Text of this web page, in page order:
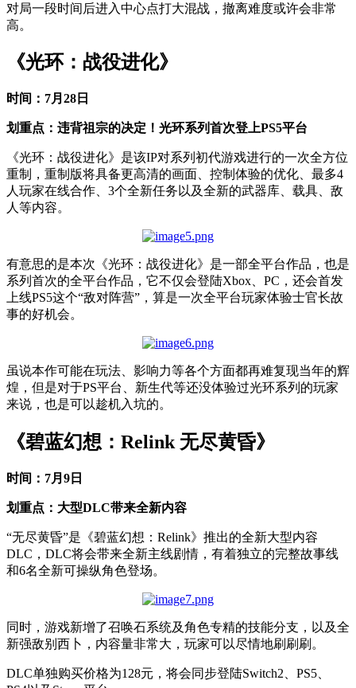
对局一段时间后进入中心点打大混战，撤离难度或许会非常
高。
《光环：战役进化》
时间：7月28日
划重点：违背祖宗的决定！光环系列首次登上PS5平台
《光环：战役进化》是该IP对系列初代游戏进行的一次全方位
重制，重制版将具备更高清的画面、控制体验的优化、最多4
人玩家在线合作、3个全新任务以及全新的武器库、载具、敌
人等内容。
有意思的是本次《光环：战役进化》是一部全平台作品，也是
系列首次的全平台作品，它不仅会登陆Xbox、PC，还会首发
上线PS5这个“敌对阵营”，算是一次全平台玩家体验士官长故
事的好机会。
虽说本作可能在玩法、影响力等各个方面都再难复现当年的辉
煌，但是对于PS平台、新生代等还没体验过光环系列的玩家
来说，也是可以趁机入坑的。
《碧蓝幻想：Relink 无尽黄昏》
时间：7月9日
划重点：大型DLC带来全新内容
“无尽黄昏”是《碧蓝幻想：Relink》推出的全新大型内容
DLC，DLC将会带来全新主线剧情，有着独立的完整故事线
和6名全新可操纵角色登场。
同时，游戏新增了召唤石系统及角色专精的技能分支，以及全
新强敌别西卜，内容量非常大，玩家可以尽情地刷刷刷。
DLC单独购买价格为128元，将会同步登陆Switch2、PS5、